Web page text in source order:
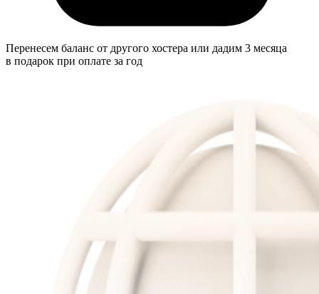
Перенесем баланс от другого хостера или дадим 3 месяца
в подарок при оплате за год